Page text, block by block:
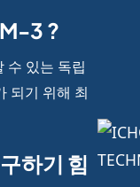
3 ?
수 있는 독립
되기 위해 최
하기 힘